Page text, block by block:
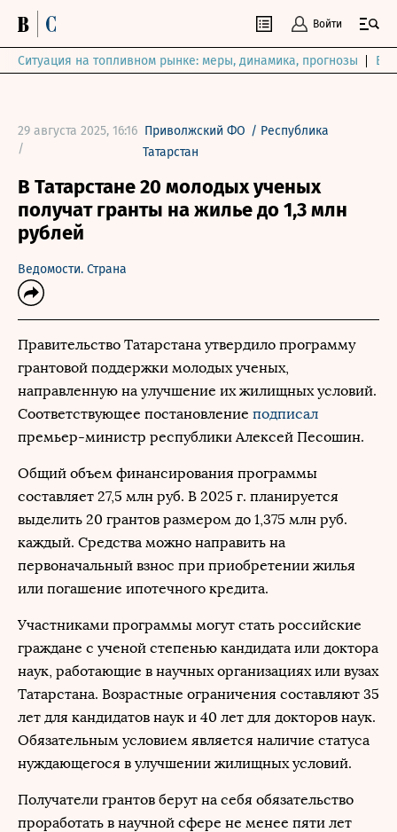
Войти
Ситуация на топливном рынке: меры, динамика, прогнозы
29 августа 2025, 16:16
/
Приволжский ФО / Республика
Татарстан
В Татарстане 20 молодых ученых
получат гранты на жилье до 1,3 млн
рублей
Ведомости. Страна
Правительство Татарстана утвердило программу
грантовой поддержки молодых ученых,
направленную на улучшение их жилищных условий.
Соответствующее постановление подписал
премьер-министр республики Алексей Песошин.
Общий объем финансирования программы
составляет 27,5 млн руб. В 2025 г. планируется
выделить 20 грантов размером до 1,375 млн руб.
каждый. Средства можно направить на
первоначальный взнос при приобретении жилья
или погашение ипотечного кредита.
Участниками программы могут стать российские
граждане с ученой степенью кандидата или доктора
наук, работающие в научных организациях или вузах
Татарстана. Возрастные ограничения составляют 35
лет для кандидатов наук и 40 лет для докторов наук.
Обязательным условием является наличие статуса
нуждающегося в улучшении жилищных условий.
Получатели грантов берут на себя обязательство
проработать в научной сфере не менее пяти лет